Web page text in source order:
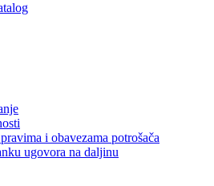
i obavezama potrošača
ugovora na daljinu